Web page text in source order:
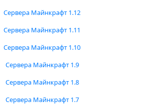
Сервера Майнкрафт 1.12
Сервера Майнкрафт 1.11
Сервера Майнкрафт 1.10
Сервера Майнкрафт 1.9
Сервера Майнкрафт 1.8
Сервера Майнкрафт 1.7